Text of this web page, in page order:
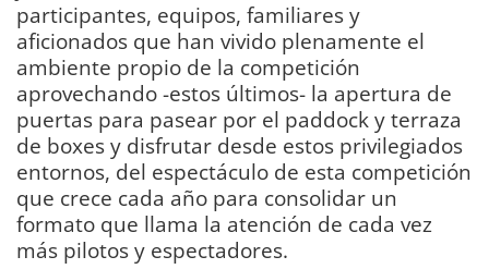
participantes, equipos, familiares y
aficionados que han vivido plenamente el
ambiente propio de la competición
aprovechando -estos últimos- la apertura de
puertas para pasear por el paddock y terraza
de boxes y disfrutar desde estos privilegiados
entornos, del espectáculo de esta competición
que crece cada año para consolidar un
formato que llama la atención de cada vez
más pilotos y espectadores.